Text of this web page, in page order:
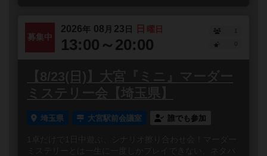
募集中
2026年 08 月 23 日 日 曜日
13:00～20:00
1
【8/23(日)】大宮『ミニ』マーダー
ミステリー会【埼玉県】
埼玉県 大宮駅前会議室 誰でも参加
1卓だけで1日中遊ぶ、シナリオ擦り合わせ会！マーダー
ミステリーとは一生に一度しかプレイできない、ネタバ